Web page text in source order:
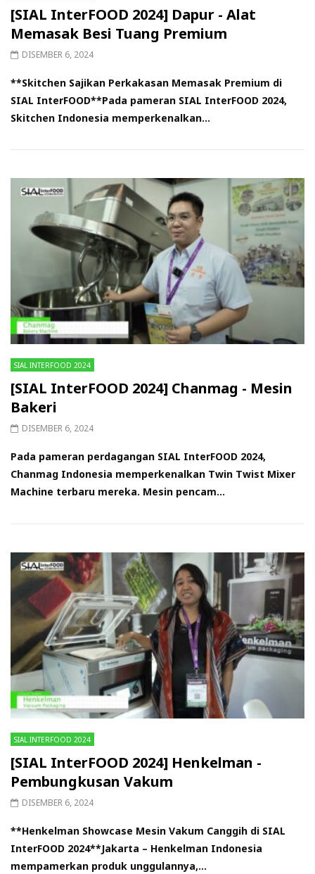
[SIAL InterFOOD 2024] Dapur - Alat
Memasak Besi Tuang Premium
DISEMBER 6, 2024
**Skitchen Sajikan Perkakasan Memasak Premium di
SIAL InterFOOD**Pada pameran SIAL InterFOOD 2024,
Skitchen Indonesia memperkenalkan...
SIAL INTERFOOD 2024
[SIAL InterFOOD 2024] Chanmag - Mesin
Bakeri
DISEMBER 6, 2024
Pada pameran perdagangan SIAL InterFOOD 2024,
Chanmag Indonesia memperkenalkan Twin Twist Mixer
Machine terbaru mereka. Mesin pencam...
SIAL INTERFOOD 2024
[SIAL InterFOOD 2024] Henkelman -
Pembungkusan Vakum
DISEMBER 6, 2024
**Henkelman Showcase Mesin Vakum Canggih di SIAL
InterFOOD 2024**Jakarta – Henkelman Indonesia
mempamerkan produk unggulannya,...